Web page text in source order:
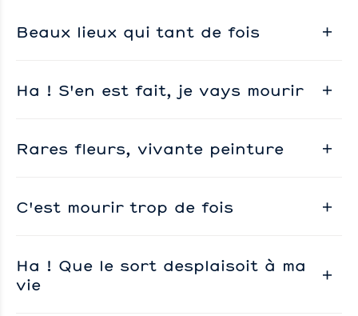
Beaux lieux qui tant de fois
Ha ! S'en est fait, je vays mourir
Rares fleurs, vivante peinture
C'est mourir trop de fois
Ha ! Que le sort desplaisoit à ma
vie